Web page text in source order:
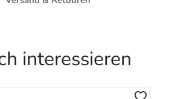
interessieren